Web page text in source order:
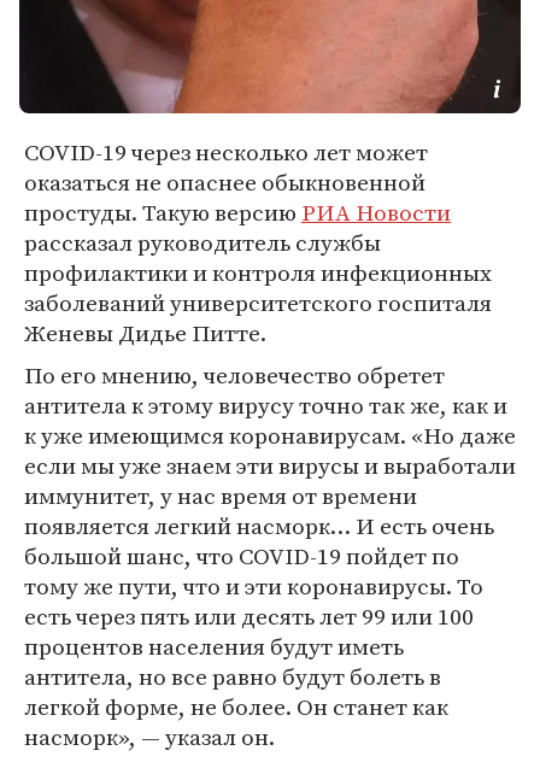
COVID-19 через несколько лет может
оказаться не опаснее обыкновенной
простуды. Такую версию РИА Новости
рассказал руководитель службы
профилактики и контроля инфекционных
заболеваний университетского госпиталя
Женевы Дидье Питте.
По его мнению, человечество обретет
антитела к этому вирусу точно так же, как и
к уже имеющимся коронавирусам. «Но даже
если мы уже знаем эти вирусы и выработали
иммунитет, у нас время от времени
появляется легкий насморк… И есть очень
большой шанс, что COVID-19 пойдет по
тому же пути, что и эти коронавирусы. То
есть через пять или десять лет 99 или 100
процентов населения будут иметь
антитела, но все равно будут болеть в
легкой форме, не более. Он станет как
насморк», — указал он.